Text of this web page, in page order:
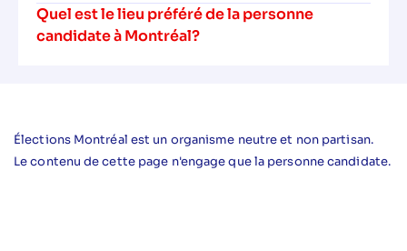
Quel est le lieu préféré de la personne
candidate à Montréal?
Élections Montréal est un organisme neutre et non partisan.
Le contenu de cette page n'engage que la personne candidate.